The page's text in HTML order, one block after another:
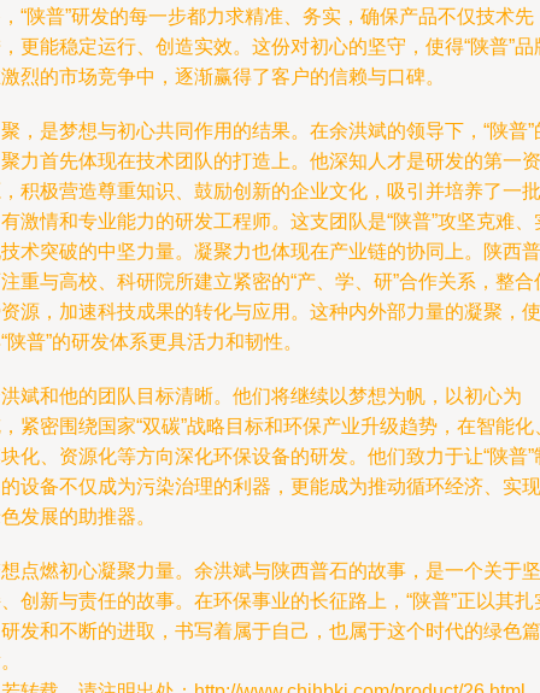
“陕普”研发的每一步都力求精准、务实，确保产品不仅技术先
更能稳定运行、创造实效。这份对初心的坚守，使得“陕普”品
烈的市场竞争中，逐渐赢得了客户的信赖与口碑。
，是梦想与初心共同作用的结果。在余洪斌的领导下，“陕普”
力首先体现在技术团队的打造上。他深知人才是研发的第一资
积极营造尊重知识、鼓励创新的企业文化，吸引并培养了一批
激情和专业能力的研发工程师。这支团队是“陕普”攻坚克难、
术突破的中坚力量。凝聚力也体现在产业链的协同上。陕西普
重与高校、科研院所建立紧密的“产、学、研”合作关系，整合
源，加速科技成果的转化与应用。这种内外部力量的凝聚，使
陕普”的研发体系更具活力和韧性。
斌和他的团队目标清晰。他们将继续以梦想为帆，以初心为
紧密围绕国家“双碳”战略目标和环保产业升级趋势，在智能化
化、资源化等方向深化环保设备的研发。他们致力于让“陕普”
设备不仅成为污染治理的利器，更能成为推动循环经济、实现
发展的助推器。
点燃初心凝聚力量。余洪斌与陕西普石的故事，是一个关于坚
创新与责任的故事。在环保事业的长征路上，“陕普”正以其扎
发和不断的进取，书写着属于自己，也属于这个时代的绿色篇